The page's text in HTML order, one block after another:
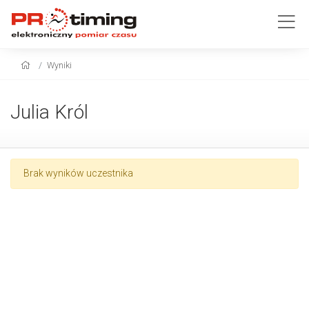
Wyniki
Julia Król
Brak wyników uczestnika